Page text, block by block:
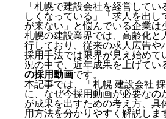
「札幌で建設会社を経営して
しくなっている」「求人を出し
が来ない」と悩んでいる企業は
札幌の建設業界では、高齢化と
行しており、従来の求人広告や
採用手法では限界が見え始めて
況の中で、近年成果を上げてい
の採用動画です。
本記事では、「札幌 建設会社
に、なぜ今採用動画が必要なの
が成果を出すための考え方、具
用方法を分かりやすく解説しま